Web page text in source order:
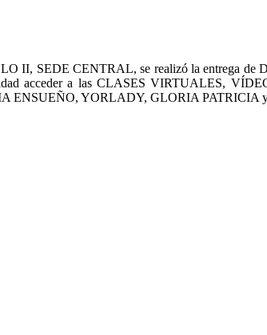
II, SEDE CENTRAL, se realizó la entrega
acceder a las CLASES VIRTUALES,
ENSUEÑO, YORLADY, GLORIA